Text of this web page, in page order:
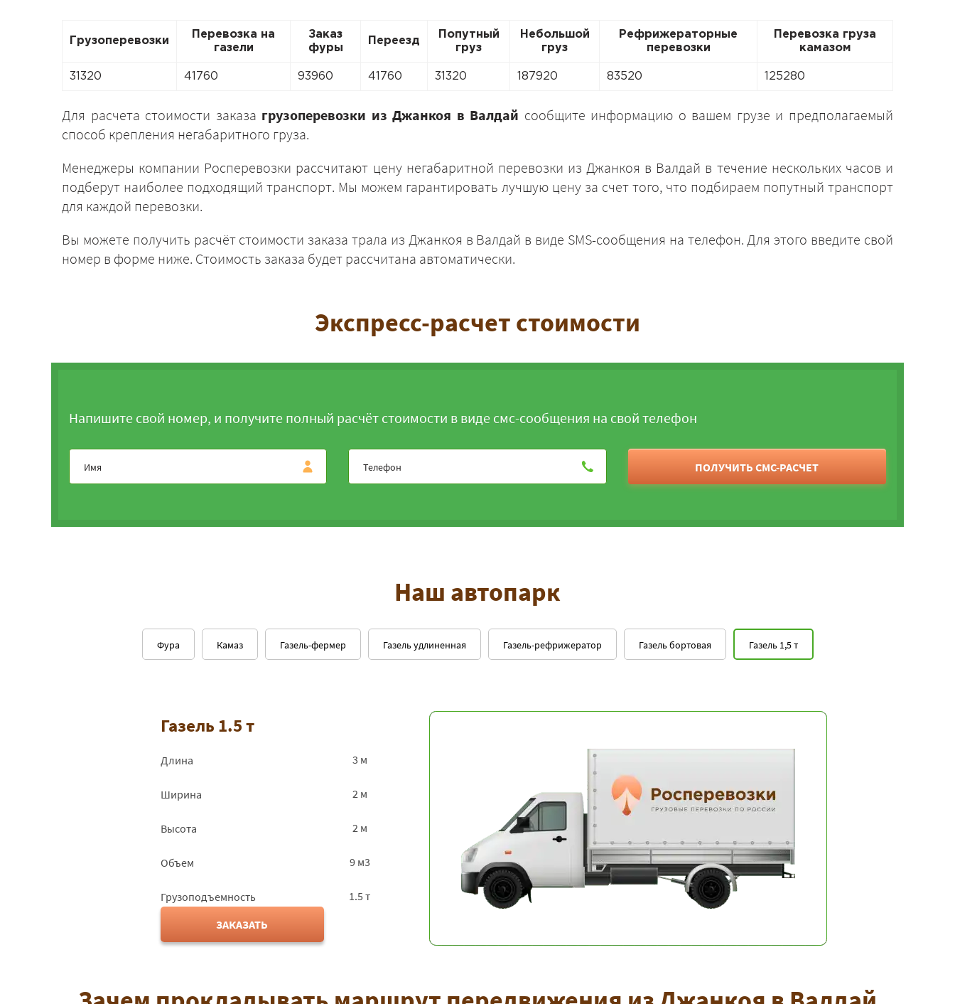
Грузоперевозки
Перевозка на
газели
Заказ
фуры
Переезд
Попутный
груз
Небольшой
груз
Рефрижераторные
перевозки
Перевозка груза
камазом
31320 41760 93960 41760 31320 187920 83520 125280
Для расчета стоимости заказа грузоперевозки из Джанкоя в Валдай сообщите информацию о вашем грузе и предполагаемый
способ крепления негабаритного груза.
Менеджеры компании Росперевозки рассчитают цену негабаритной перевозки из Джанкоя в Валдай в течение нескольких часов и
подберут наиболее подходящий транспорт. Мы можем гарантировать лучшую цену за счет того, что подбираем попутный транспорт
для каждой перевозки.
Вы можете получить расчёт стоимости заказа трала из Джанкоя в Валдай в виде SMS-сообщения на телефон. Для этого введите свой
номер в форме ниже. Стоимость заказа будет рассчитана автоматически.
Экспресс-расчет стоимости
Напишите свой номер, и получите полный расчёт стоимости в виде смс-сообщения на свой телефон
ПОЛУЧИТЬ СМС-РАСЧЕТ
Наш автопарк
Газель 1,5 т
Газель удлиненная Газель бортовая
Газель-рефрижератор
Газель-фермер
Камаз
Фура
Газель 1.5 т
Длина 3 м
Ширина 2 м
Высота 2 м
Объем 9 м3
Грузоподъемность
1.5 т
ЗАКАЗАТЬ